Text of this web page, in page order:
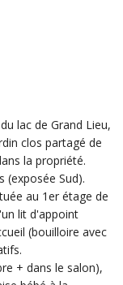
lac de Grand Lieu,
clos partagé de
la propriété.
(exposée Sud).
au 1er étage de
lit d'appoint
(bouilloire avec
+ dans le salon),